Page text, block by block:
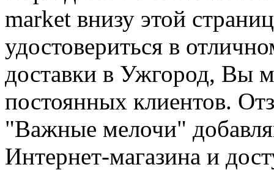
market внизу этой
удостовериться в
доставки в Ужгород, Вы
постоянных клиентов.
"Важные мелочи"
Интернет-магазина и